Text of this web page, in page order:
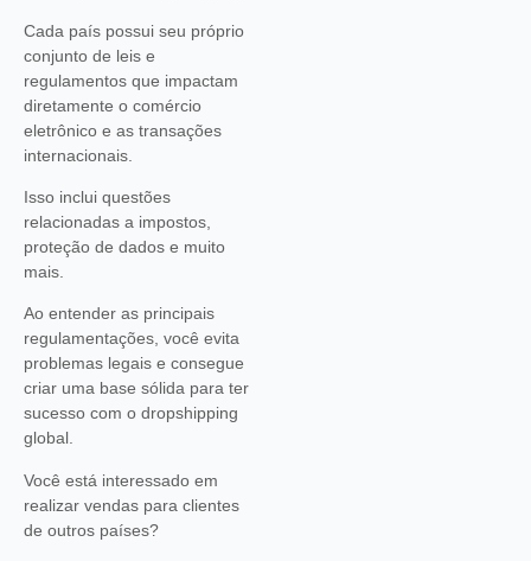
Cada país possui seu próprio
conjunto de leis e
regulamentos que impactam
diretamente o comércio
eletrônico e as transações
internacionais.
Isso inclui questões
relacionadas a impostos,
proteção de dados e muito
mais.
Ao entender as principais
regulamentações, você evita
problemas legais e consegue
criar uma base sólida para ter
sucesso com o dropshipping
global.
Você está interessado em
realizar vendas para clientes
de outros países?